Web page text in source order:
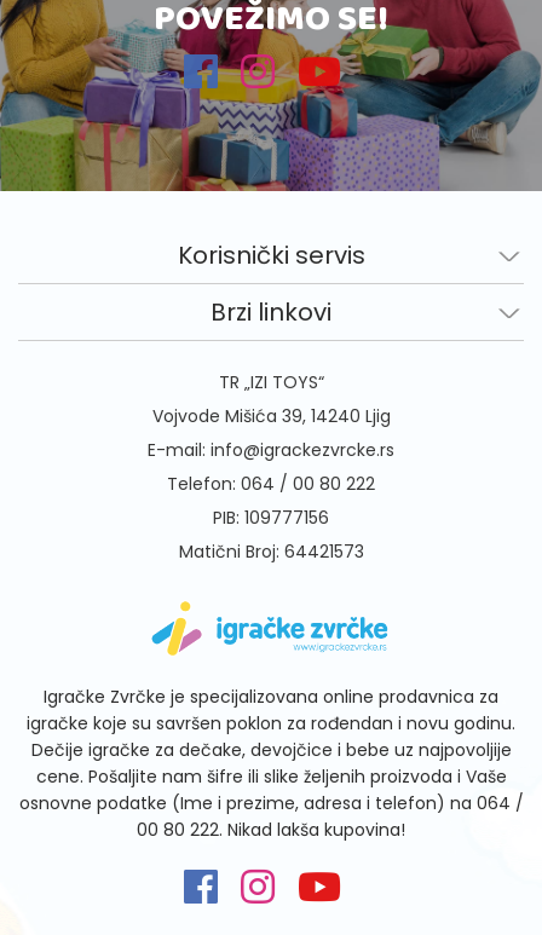
POVEŽIMO SE!
Korisnički servis
Brzi linkovi
TR „IZI TOYS“
Vojvode Mišića 39, 14240 Ljig
E-mail: info@igrackezvrcke.rs
Telefon: 064 / 00 80 222
PIB: 109777156
Matični Broj: 64421573
Igračke Zvrčke je specijalizovana online prodavnica za
igračke koje su savršen poklon za rođendan i novu godinu.
Dečije igračke za dečake, devojčice i bebe uz najpovoljije
cene. Pošaljite nam šifre ili slike željenih proizvoda i Vaše
osnovne podatke (Ime i prezime, adresa i telefon) na 064 /
00 80 222. Nikad lakša kupovina!